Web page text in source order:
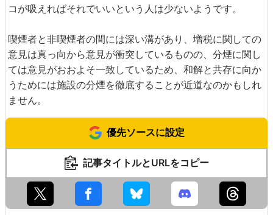
コが吸えればそれでいいという人は少ないようです。
喫煙者と非喫煙者の間には深い溝があり、増税に関しての
意見は真っ向から意見が衝突しているものの、分煙に関し
ては意見がおおよそ一致しているため、和解と共存に向か
うためには施設の分煙を徹底することが近道なのかもしれ
ません。
優先ソースに設定
記事タイトルとURLをコピー